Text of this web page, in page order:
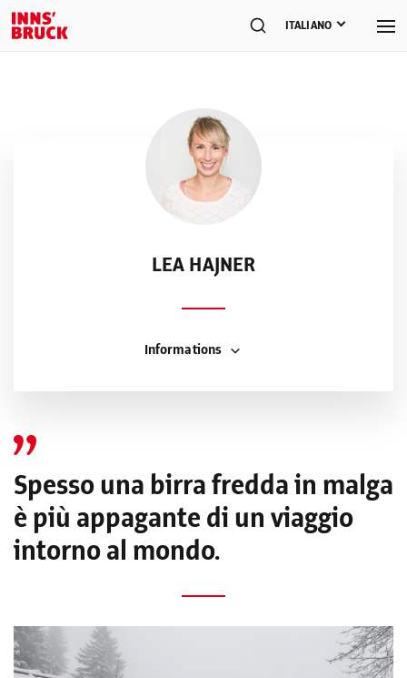
ITALIANO
LEA HAJNER
Informations
Website
Travel blogger e autrice di libri con un debole per le
escursioni, le erbe selvatiche e la cucina alpina. #onlyinibk
Spesso una birra fredda in malga
è più appagante di un viaggio
intorno al mondo.